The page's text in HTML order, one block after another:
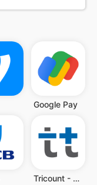
Google Pay
Tricount - Partilhar despesas